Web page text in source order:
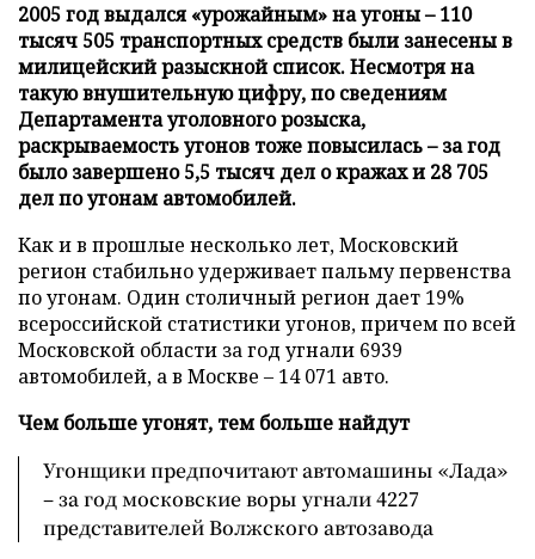
2005 год выдался «урожайным» на угоны – 110
тысяч 505 транспортных средств были занесены в
милицейский разыскной список. Несмотря на
такую внушительную цифру, по сведениям
Департамента уголовного розыска,
раскрываемость угонов тоже повысилась – за год
было завершено 5,5 тысяч дел о кражах и 28 705
дел по угонам автомобилей.
Как и в прошлые несколько лет, Московский
регион стабильно удерживает пальму первенства
по угонам. Один столичный регион дает 19%
всероссийской статистики угонов, причем по всей
Московской области за год угнали 6939
автомобилей, а в Москве – 14 071 авто.
Чем больше угонят, тем больше найдут
Угонщики предпочитают автомашины «Лада»
– за год московские воры угнали 4227
представителей Волжского автозавода